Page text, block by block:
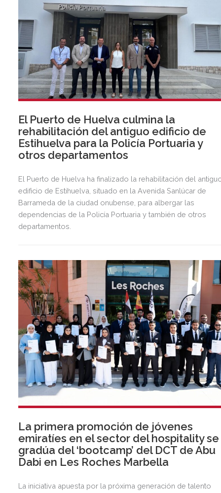
El Puerto de Huelva culmina la
rehabilitación del antiguo edificio de
Estihuelva para la Policía Portuaria y
otros departamentos
El Puerto de Huelva ha finalizado la rehabilitación del
edificio de Estihuelva, situado en la Avenida Sanlúcar de
Barrameda de la ciudad onubense, para albergar las
dependencias de la Policía Portuaria y también de otros
departamentos.
La primera promoción de jóvenes
emiratíes en el sector del hospitality se
gradúa del ‘bootcamp’ del DCT de Abu
Dabi en Les Roches Marbella
La iniciativa apuesta por la próxima generación de talento